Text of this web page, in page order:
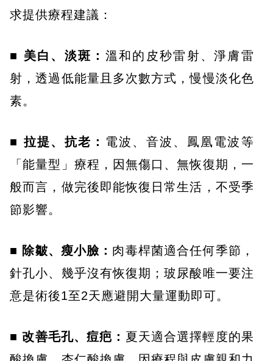
求提供療程建議：
■ 美白、淡斑： 溫和的皮秒雷射、淨膚雷
射，透過低能量且多次數方式，慢慢淡化色
素。
■ 拉提、抗老： 電波、音波、鳳凰電波等
「能量型」療程，因無傷口、無恢復期，一
般而言，做完後即能恢復日常生活，不受季
節影響。
■ 除皺、瘦小臉： 肉毒桿菌適合任何季節，
針孔小、幾乎沒有恢復期；玻尿酸唯一要注
意是術後1至2天應避開大量運動即可。
■ 改善毛孔、痘疤： 夏天適合選擇輕度的果